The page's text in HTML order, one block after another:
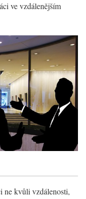
ve vzdálenějším
ne kvůli vzdálenosti,